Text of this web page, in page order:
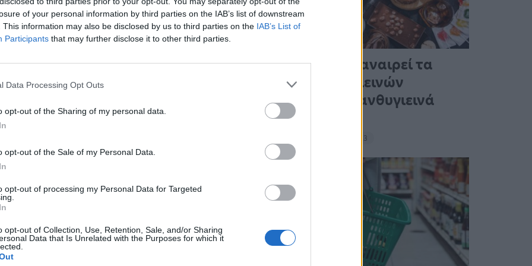
of your personal information by third parties on the IAB’s list of downstream
This information may also be disclosed by us to third parties on the IAB’s List of
Participants that may further disclose it to other third parties.
Data Processing Opt Outs
opt-out of the Sharing of my personal data.
opt-out of the Sale of my Personal Data.
opt-out of processing my Personal Data for Targeted
opt-out of Collection, Use, Retention, Sale, and/or Sharing
Data that Is Unrelated with the Purposes for which it
που πέταξε στο νησί
σύμφωνα με τις πρώτες πληροφορίες η
οποίας αγνοούνταν από το βράδυ της
φορά με τους οικείους της στις 30
κακοκαιρίας, χάθηκε κάθε επικοινωνία
Super Puma της Πολεμικής Αεροπορίας
του ελικοπτέρου, στο οποίο επέβαινε
Ένας στους 4 αναιρεί τα
οφέλη των υγιεινών
γευμάτων με ανθυγιεινά
σνακ
18:11 - 15 Σεπτεμβρίου 2023